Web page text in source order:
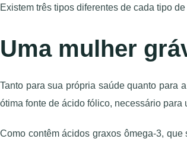
Existem três tipos diferentes de cada tipo
Uma mulher
Tanto para sua própria saúde quanto para
ótima fonte de ácido fólico, necessário
Como contêm ácidos graxos ômega-3,